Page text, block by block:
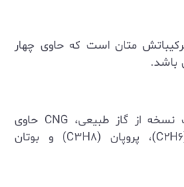
متان است که حاوی چهار
‌باشد.
از گاز طبیعی، CNG حاوی
C۲H۶)، پروپان (C۳H۸) و بوتان